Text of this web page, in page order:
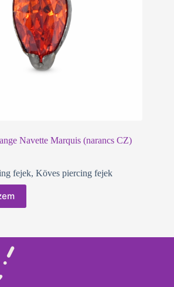
Navette Marquis (narancs CZ)
fejek, Köves piercing fejek